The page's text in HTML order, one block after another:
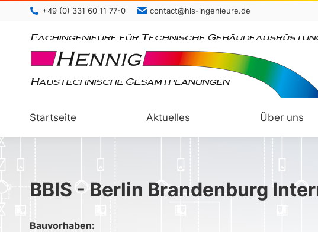
+49 (0) 331 60 11 77-0 contact@hls-ingenieure.de
Startseite Aktuelles Über uns
BBIS - Berlin Brandenburg
Bauvorhaben: